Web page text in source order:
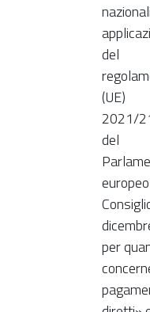
del
(UE)
2021/
del
per